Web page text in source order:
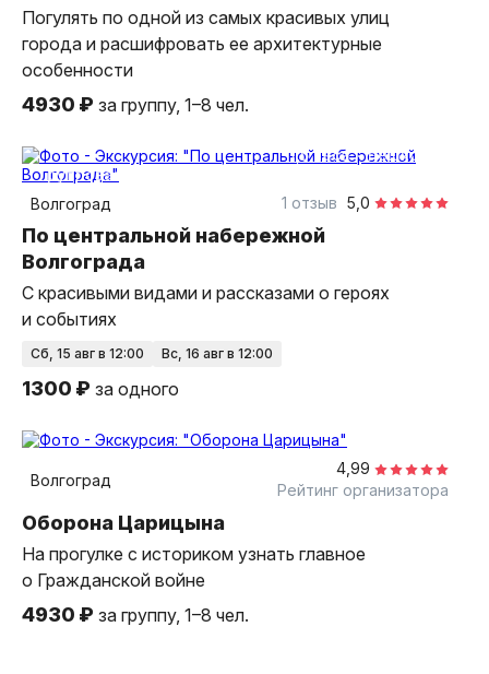
Погулять по одной из самых красивых улиц
города и расшифровать ее архитектурные
особенности
4930 ₽ за группу, 1–8 чел.
1,5 часа
пешком
групповая
Волгоград
5,0
1 отзыв
По центральной набережной
Волгограда
С красивыми видами и рассказами о героях
и событиях
сб, 15 авг в 12:00 вс, 16 авг в 12:00
1300 ₽ за одного
Волгоград
4,99
Рейтинг организатора
Оборона Царицына
На прогулке с историком узнать главное
о Гражданской войне
4930 ₽ за группу, 1–8 чел.